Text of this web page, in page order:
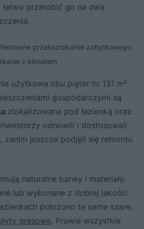
przerobić go na dwa
przekształcenie zabytkowego
z klimatem
użytkowa obu pięter to 131 m².
gospodarczymi są
zlokalizowana pod łazienką oraz
odnowili i dostosowali
zanim jeszcze podjęli się remontu
naturalne barwy i materiały.
lub wykonane z dobrej jakości
położono te same szare,
gresowe. Prawie wszystkie